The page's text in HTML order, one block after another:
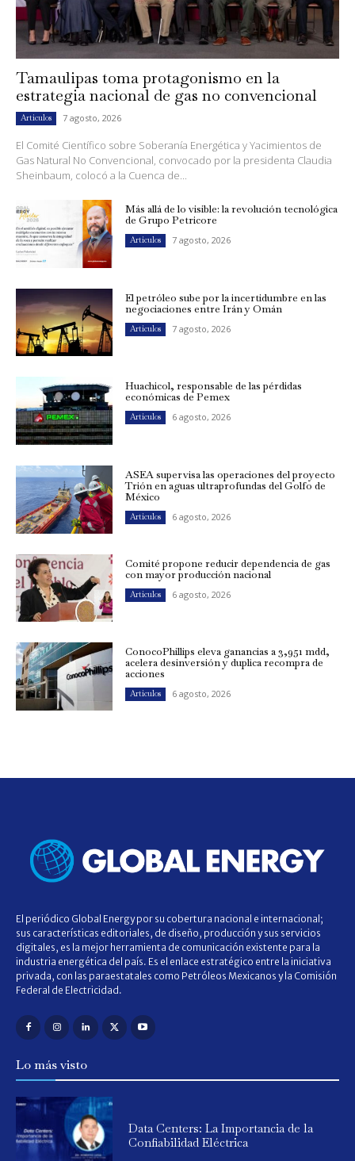
Tamaulipas toma protagonismo en la
estrategia nacional de gas no convencional
Artículos 7 agosto, 2026
El Comité Científico sobre Soberanía Energética y Yacimientos de
Gas Natural No Convencional, convocado por la presidenta Claudia
Sheinbaum, colocó a la Cuenca de...
Más allá de lo visible: la revolución tecnológica
de Grupo Petricore
Artículos 7 agosto, 2026
El petróleo sube por la incertidumbre en las
negociaciones entre Irán y Omán
Artículos 7 agosto, 2026
Huachicol, responsable de las pérdidas
económicas de Pemex
Artículos 6 agosto, 2026
ASEA supervisa las operaciones del proyecto
Trión en aguas ultraprofundas del Golfo de
México
Artículos 6 agosto, 2026
Comité propone reducir dependencia de gas
con mayor producción nacional
Artículos 6 agosto, 2026
ConocoPhillips eleva ganancias a 3,951 mdd,
acelera desinversión y duplica recompra de
acciones
Artículos 6 agosto, 2026
El periódico Global Energy por su cobertura nacional e internacional;
sus características editoriales, de diseño, producción y sus servicios
digitales, es la mejor herramienta de comunicación existente para la
industria energética del país. Es el enlace estratégico entre la iniciativa
privada, con las paraestatales como Petróleos Mexicanos y la Comisión
Federal de Electricidad.
Lo más visto
Data Centers: La Importancia de la
Confiabilidad Eléctrica